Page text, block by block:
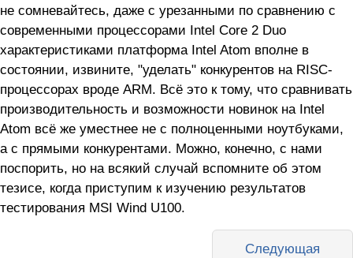
не сомневайтесь, даже с урезанными по сравнению с
современными процессорами Intel Core 2 Duo
характеристиками платформа Intel Atom вполне в
состоянии, извините, "уделать" конкурентов на RISC-
процессорах вроде ARM. Всё это к тому, что сравнивать
производительность и возможности новинок на Intel
Atom всё же уместнее не с полноценными ноутбуками,
а с прямыми конкурентами. Можно, конечно, с нами
поспорить, но на всякий случай вспомните об этом
тезисе, когда приступим к изучению результатов
тестирования MSI Wind U100.
Следующая